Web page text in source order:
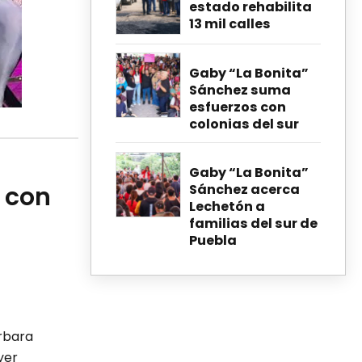
estado rehabilita
13 mil calles
Gaby “La Bonita”
Sánchez suma
esfuerzos con
colonias del sur
Gaby “La Bonita”
Sánchez acerca
Lechetón a
familias del sur de
Puebla